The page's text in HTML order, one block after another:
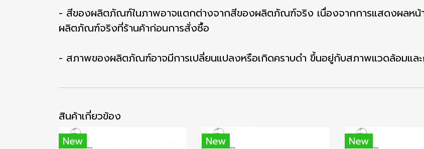
- สีของผลิตภัณฑ์ในภาพอาจแตกต่างจากสีของผลิตภัณฑ์จริง เนื่องจากการแสดงผลห
ผลิตภัณฑ์จริงที่ร้านค้าก่อนการสั่งซื้อ
- สภาพของผลิตภัณฑ์อาจมีการเปลี่ยนแปลงหรือเกิดคราบดำ ขึ้นอยู่กับสภาพแวดล้อมและ
สินค้าเกี่ยวข้อง
New
New New